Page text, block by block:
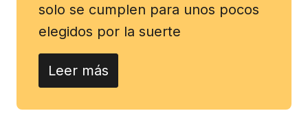
solo se cumplen para unos pocos
elegidos por la suerte
Leer más